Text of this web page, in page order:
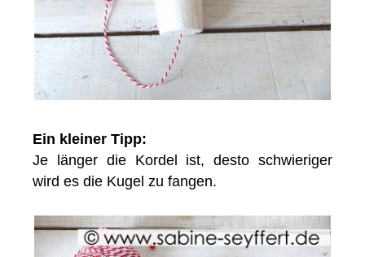
Ein kleiner Tipp:
Je länger die Kordel ist, desto schwieriger
wird es die Kugel zu fangen.